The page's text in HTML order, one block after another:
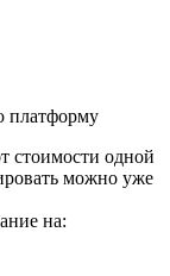
платформу
стоимости одной
можно уже
на: